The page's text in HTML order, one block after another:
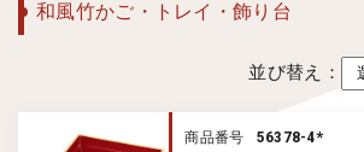
和風竹かご・トレイ・飾り台
並び替え：
商品番号 56378-4*